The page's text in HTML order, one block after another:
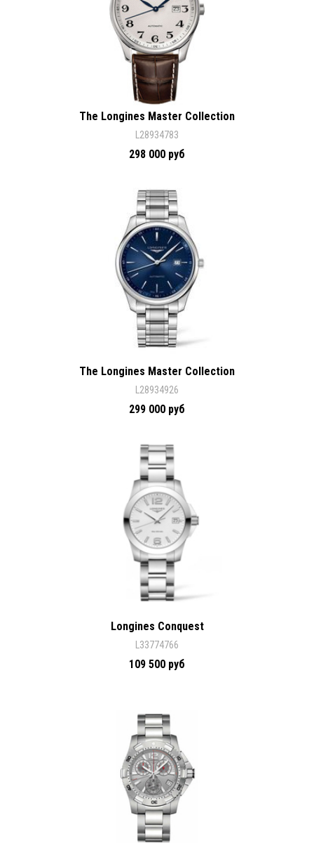
The Longines Master Collection
L28934783
298 000 руб
The Longines Master Collection
L28934926
299 000 руб
Longines Conquest
L33774766
109 500 руб